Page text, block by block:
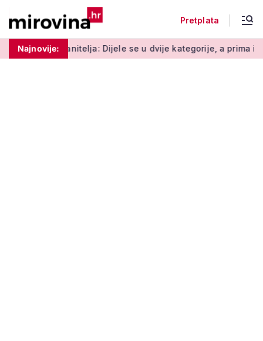
Pretplata
Najnovije:
se u dvije kategorije, a prima ih oko 140.000